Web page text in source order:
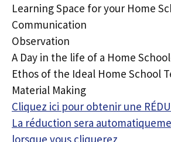
Learning Space for your Home
Communication
Observation
A Day in the life of a Home
Ethos of the Ideal Home School
Material Making
Cliquez ici pour obtenir une
La réduction sera
lorsque vous cliquerez